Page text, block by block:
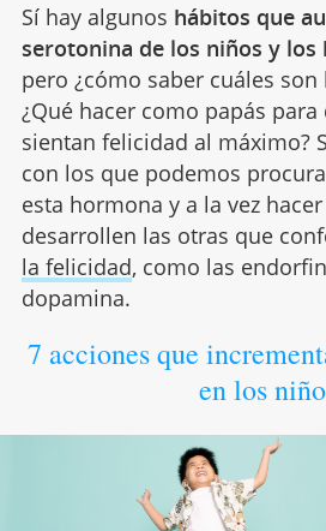
Sí hay algunos hábitos que
serotonina de los niños y los
pero ¿cómo saber cuáles
¿Qué hacer como papás
sientan felicidad al máximo?
con los que podemos
esta hormona y a la vez
desarrollen las otras que
la felicidad, como las
dopamina.
7 acciones que
en los